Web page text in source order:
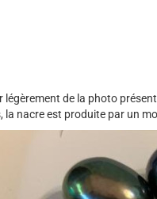
légèrement de la photo
nacre est produite par un